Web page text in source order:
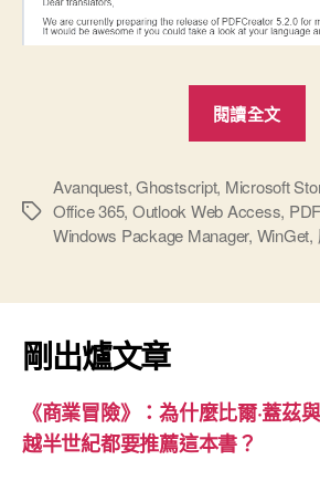
閱讀全文
標
Avanquest,Ghostscript, Microsoft
Office 365, Outlook Web Access,
Windows Package Manager, WinGet,
剛出爐文章
《商業冒險》：為什麼比爾·蓋茲
越半世紀都要推薦這本書？